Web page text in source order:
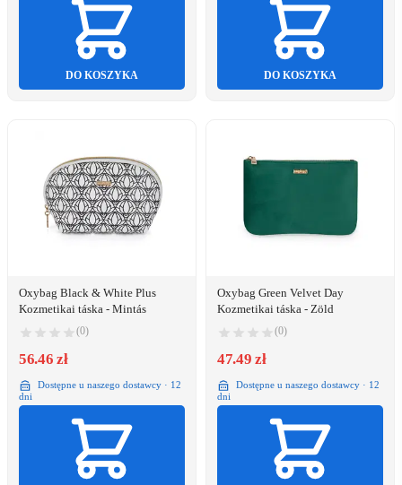
DO KOSZYKA DO KOSZYKA
Oxybag Black & White Plus
Kozmetikai táska - Mintás
(0)
56.46 zł
Dostępne u naszego dostawcy · 12
dni
Oxybag Green Velvet Day
Kozmetikai táska - Zöld
(0)
47.49 zł
Dostępne u naszego dostawcy · 12
dni